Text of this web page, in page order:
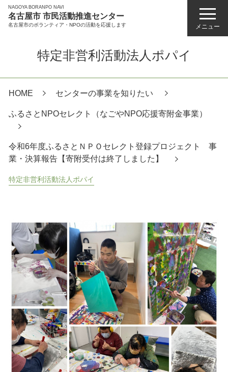
NAGOYA BORANPO NAVI
名古屋市 市民活動推進センター
名古屋市のボランティア・NPOの活動を応援します メニュー
特定非営利活動法人ポパイ
HOME センターの事業を知りたい
ふるさとNPOセレクト（なごやNPO応援寄附金事業）
令和6年度ふるさとＮＰＯセレクト登録プロジェクト 事
業・決算報告【寄附受付は終了しました】
特定非営利活動法人ポパイ